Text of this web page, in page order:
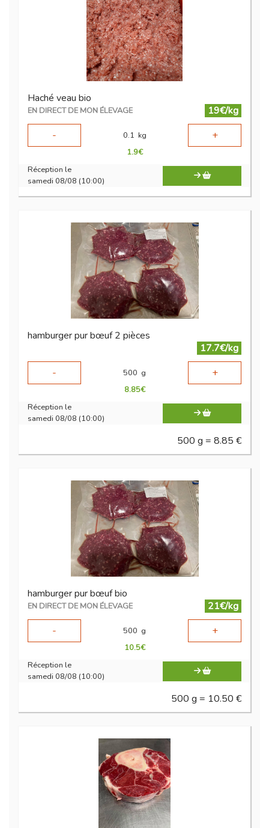
Haché veau bio
EN DIRECT DE MON ÉLEVAGE
19€/kg
-
0.1 kg +
1.9€
Réception le
samedi 08/08 (10:00)
hamburger pur bœuf 2 pièces
17.7€/kg
-
500 g +
8.85€
Réception le
samedi 08/08 (10:00)
500 g = 8.85 €
hamburger pur bœuf bio
EN DIRECT DE MON ÉLEVAGE
21€/kg
-
500 g +
10.5€
Réception le
samedi 08/08 (10:00)
500 g = 10.50 €